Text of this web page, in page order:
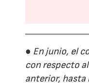
● En junio, el
con respecto
anterior, hasta